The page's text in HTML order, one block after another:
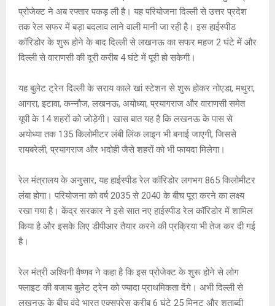
s
A
p
b
o
o
a
g
e
Li
n
k
er
प्रोजेक्ट ने अब रफ्तार पकड़ ली है। यह परियोजना दिल्ली से उत्तर प्रदेश
तक रेल सफर में बड़ा बदलाव लाने वाली मानी जा रही है। इस हाईस्पीड
कॉरिडोर के शुरू होने के बाद दिल्ली से लखनऊ का सफर महज 2 घंटे में और
दिल्ली से वाराणसी की दूरी करीब 4 घंटे में पूरी हो सकेगी।
यह बुलेट ट्रेन दिल्ली के सराय काले खां स्टेशन से शुरू होकर नोएडा, मथुरा,
आगरा, इटावा, कन्नौज, लखनऊ, अयोध्या, प्रयागराज और वाराणसी समेत
यूपी के 14 शहरों को जोड़ेगी। खास बात यह है कि लखनऊ के पास से
अयोध्या तक 135 किलोमीटर लंबी लिंक लाइन भी बनाई जाएगी, जिससे
रायबरेली, प्रयागराज और भदोही जैसे शहरों को भी फायदा मिलेगा।
रेल मंत्रालय के अनुसार, यह हाईस्पीड रेल कॉरिडोर लगभग 865 किलोमीटर
लंबा होगा। परियोजना को वर्ष 2035 से 2040 के बीच पूरा करने का लक्ष्य
रखा गया है। केंद्र सरकार ने इसे सात नए हाईस्पीड रेल कॉरिडोर में शामिल
किया है और इसके लिए डीपीआर तैयार करने की प्रक्रिया भी तेज कर दी गई
है।
रेल मंत्री अश्विनी वैष्णव ने कहा है कि इस प्रोजेक्ट के शुरू होने से लोग
फ्लाइट की बजाय बुलेट ट्रेन को ज्यादा प्राथमिकता देंगे। अभी दिल्ली से
लखनऊ के बीच वंदे भारत एक्सप्रेस करीब 6 घंटे 25 मिनट और शताब्दी